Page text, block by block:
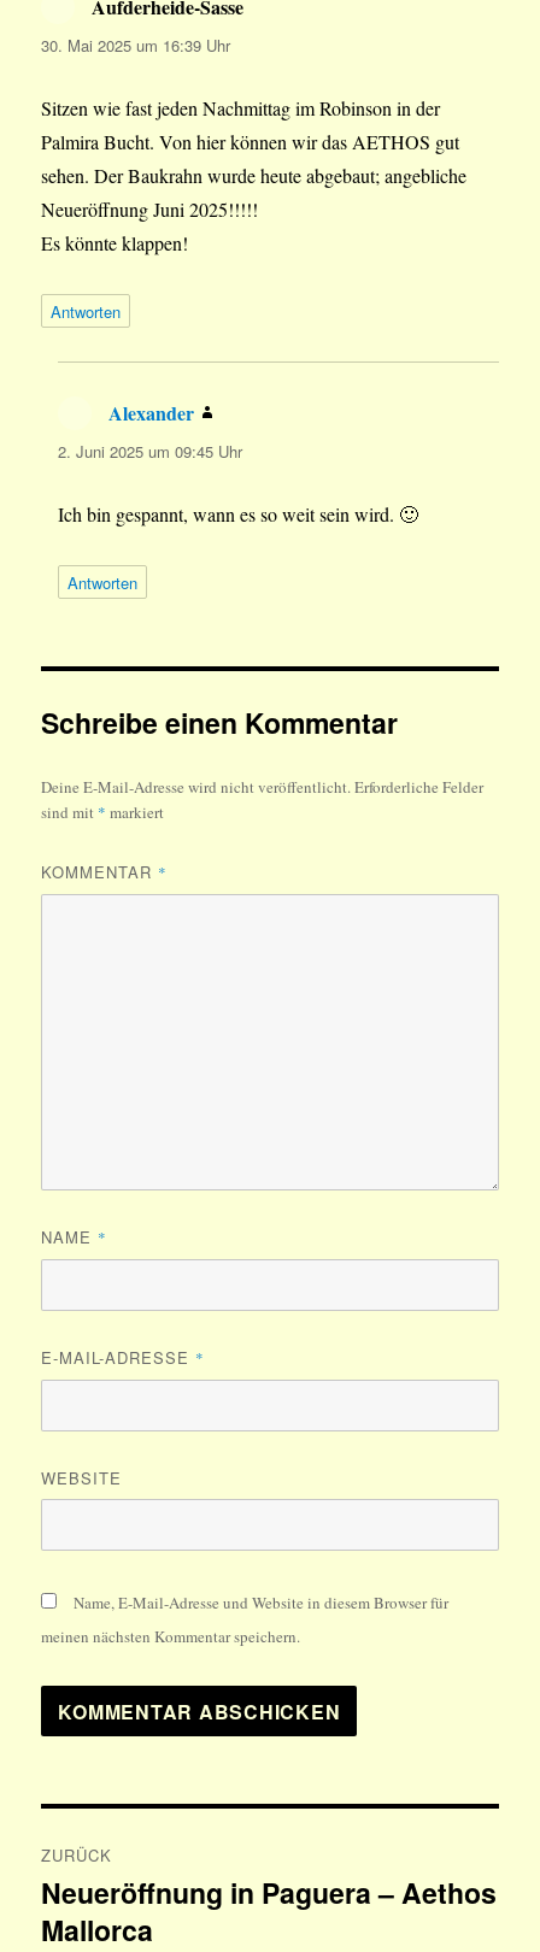
Aufderheide-Sasse
30. Mai 2025 um 16:39 Uhr
Sitzen wie fast jeden Nachmittag im Robinson in der
Palmira Bucht. Von hier können wir das AETHOS gut
sehen. Der Baukrahn wurde heute abgebaut; angebliche
Neueröffnung Juni 2025!!!!!
Es könnte klappen!
Antworten
Alexander
2. Juni 2025 um 09:45 Uhr
Ich bin gespannt, wann es so weit sein wird. 🙂
Antworten
Schreibe einen Kommentar
Deine E-Mail-Adresse wird nicht veröffentlicht.Erforderliche Felder
sind mit * markiert
KOMMENTAR *
NAME *
E-MAIL-ADRESSE *
WEBSITE
Name, E-Mail-Adresse und Website in diesem Browser für
meinen nächsten Kommentar speichern.
ZURÜCK
Vorheriger
Beitrag:
Neueröffnung in Paguera – Aethos
Mallorca